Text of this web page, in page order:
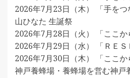
2026年7月23日（木） 「手を
山ひなた 生誕祭
2026年7月28日（火） 「ここ
2026年7月29日（水） 「ＲＥ
2026年7月30日（木） 「ここ
神戸養蜂場・養蜂場を営む神戸